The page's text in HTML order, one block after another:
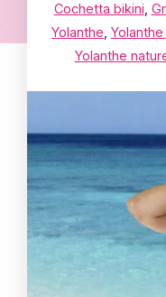
Cochetta bikini
Yolanthe
Yolanthe